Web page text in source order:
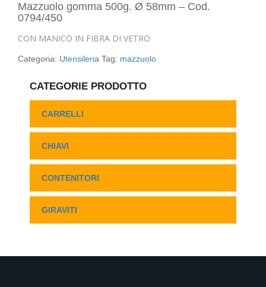
Mazzuolo gomma 500g. Ø 58mm – Cod.
0794/450
CON MANICO IN FIBRA DI VETRO
Categoria: Utensileria Tag: mazzuolo
CATEGORIE PRODOTTO
CARRELLI
CHIAVI
CONTENITORI
GIRAVITI